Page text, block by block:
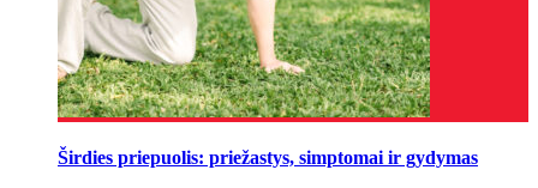
Širdies priepuolis: priežastys, simptomai ir gydymas